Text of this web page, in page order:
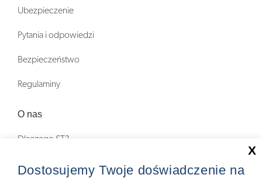
Ubezpieczenie
Pytania i odpowiedzi
Bezpieczeństwo
Regulaminy
O nas
Dlaczego ST?
Zostań Pilotem wycieczek!
Dostosujemy Twoje doświadczenie na
X